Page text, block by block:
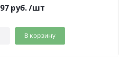
руб. /шт
В корзину